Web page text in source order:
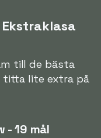
till de bästa
titta lite extra på
- 19 mål